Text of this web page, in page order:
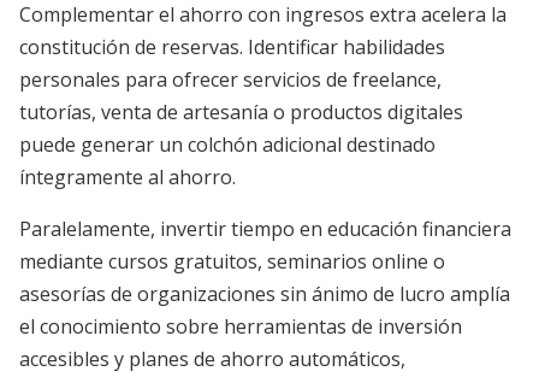
Complementar el ahorro con ingresos extra acelera la
constitución de reservas. Identificar habilidades
personales para ofrecer servicios de freelance,
tutorías, venta de artesanía o productos digitales
puede generar un colchón adicional destinado
íntegramente al ahorro.
Paralelamente, invertir tiempo en educación financiera
mediante cursos gratuitos, seminarios online o
asesorías de organizaciones sin ánimo de lucro amplía
el conocimiento sobre herramientas de inversión
accesibles y planes de ahorro automáticos,